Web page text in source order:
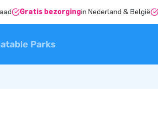
Gratis bezorgingin Nederland & België
Parks